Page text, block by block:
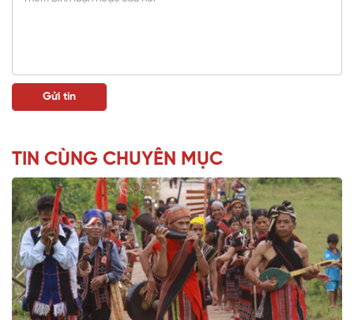
TIN CÙNG CHUYÊN MỤC